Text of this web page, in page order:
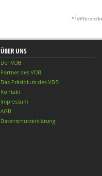
*2
ÜBER UNS
Der VDB
Partner des VDB
Das Präsidium des VDB
Kontakt
Impressum
AGB
Datenschutzerklärung